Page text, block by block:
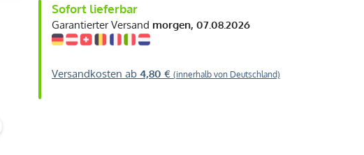
Sofort lieferbar
Garantierter Versand morgen, 07.08.2026
Versandkosten ab 4,80 € (innerhalb von Deutschland)